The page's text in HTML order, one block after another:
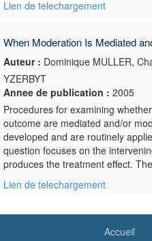
Lien de telechargement
When Moderation Is Mediated
Auteur : Dominique MULLER,
YZERBYT
Annee de publication : 2005
Procedures for examining
outcome are mediated and/or
developed and are routinely
question focuses on the
produces the treatment effect.
Lien de telechargement
Accueil